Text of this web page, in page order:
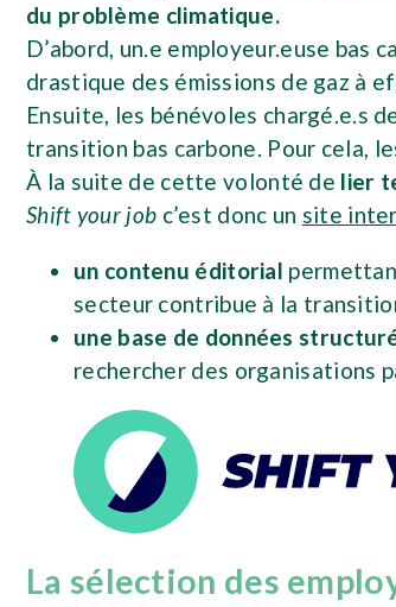
du problème climatique.
D’abord, un.e employeur.euse bas
drastique des émissions de gaz à
Ensuite, les bénévoles chargé.e.s
transition bas carbone. Pour cela,
À la suite de cette volonté de lier
Shift your job c’est donc un site
un contenu éditorial
secteur contribue à la
une base de données
rechercher des organisations
La sélection des